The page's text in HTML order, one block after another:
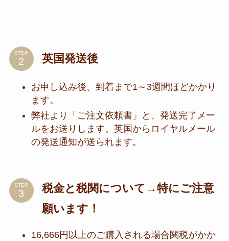
STEP 英国発送後
お申し込み後、到着まで1～3週間ほどかかり
ます。
弊社より「ご注文依頼書」と、発送完了メー
ルをお送りします。英国からロイヤルメール
の発送通知が送られます。
STEP
税金と税関について→特にご注意
願います！
16,666円以上のご購入される場合関税がかか